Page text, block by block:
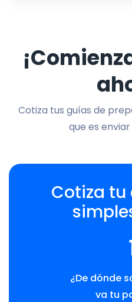
Cotiza tus guías de
que es
Cotiza tu
¿De dónde
va tu